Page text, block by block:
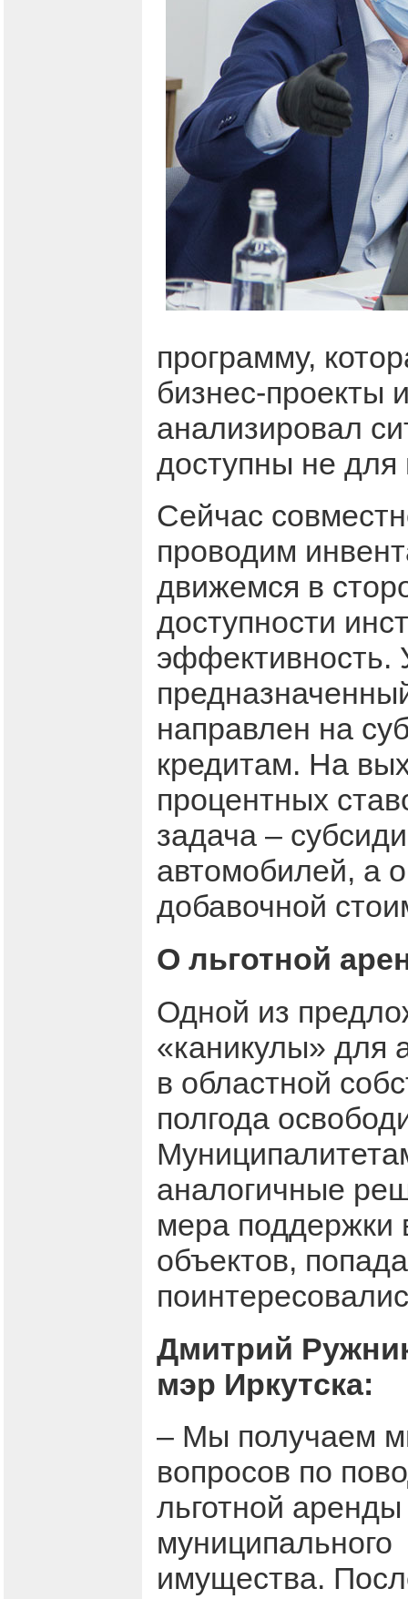
программу,
бизнес-проекты
анализировал
доступны не для
Сейчас
проводим
движемся в
доступности
эффективность.
направлен на
кредитам. На
процентных
задача –
автомобилей, а
добавочной
О льготной
Одной из
«каникулы» для
в областной
полгода
аналогичные
мера поддержки
объектов,
Дмитрий
мэр Иркутска:
– Мы получаем
вопросов по
льготной аренды
муниципального
имущества.